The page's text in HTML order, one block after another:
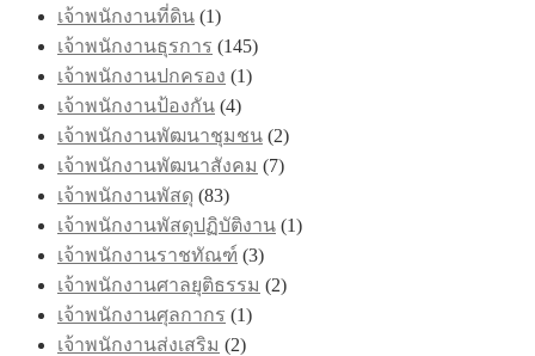
เจ้าพนักงานที่ดิน (1)
เจ้าพนักงานธุรการ (145)
เจ้าพนักงานปกครอง (1)
เจ้าพนักงานป้องกัน (4)
เจ้าพนักงานพัฒนาชุมชน (2)
เจ้าพนักงานพัฒนาสังคม (7)
เจ้าพนักงานพัสดุ (83)
เจ้าพนักงานพัสดุปฏิบัติงาน (1)
เจ้าพนักงานราชทัณฑ์ (3)
เจ้าพนักงานศาลยุติธรรม (2)
เจ้าพนักงานศุลกากร (1)
เจ้าพนักงานส่งเสริม (2)